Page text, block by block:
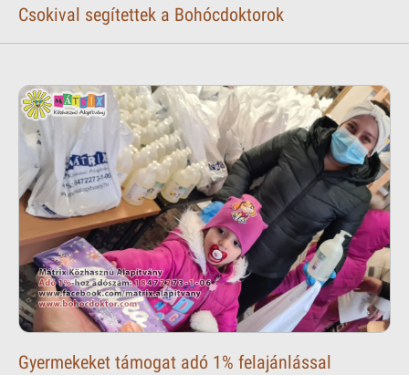
Csokival segítettek a Bohócdoktorok
Gyermekeket támogat adó 1% felajánlással